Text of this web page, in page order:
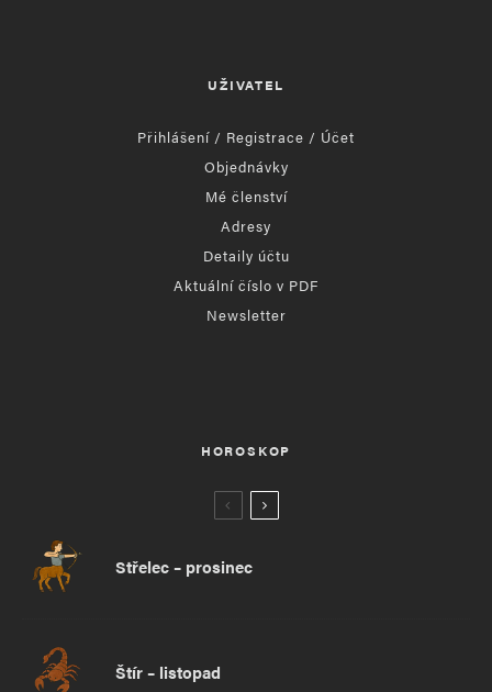
UŽIVATEL
Přihlášení / Registrace / Účet
Objednávky
Mé členství
Adresy
Detaily účtu
Aktuální číslo v PDF
Newsletter
HOROSKOP
Střelec – prosinec
Štír – listopad